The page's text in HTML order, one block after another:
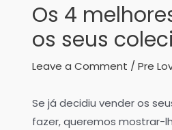
Os 4
os seus
Leave a Comment / Pre
Se já decidiu vender os
fazer, queremos mostrar-